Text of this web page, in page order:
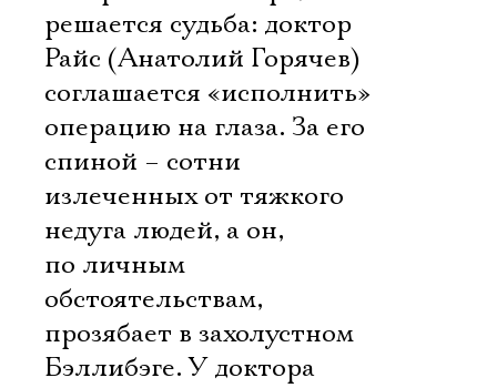
решается судьба: доктор
Райс (Анатолий Горячев)
соглашается «исполнить»
операцию на глаза. За его
спиной – сотни
излеченных от тяжкого
недуга людей, а он,
по личным
обстоятельствам,
прозябает в захолустном
Бэллибэге. У доктора